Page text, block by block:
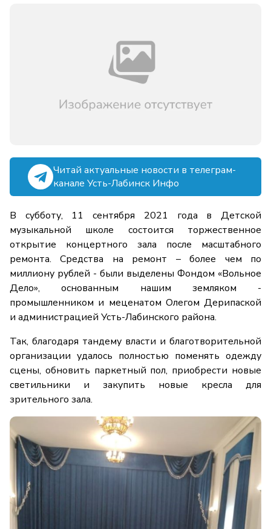
Читай актуальные новости в телеграм-
канале Усть-Лабинск Инфо
В субботу, 11 сентября 2021 года в Детской
музыкальной школе состоится торжественное
открытие концертного зала после масштабного
ремонта. Средства на ремонт – более чем по
миллиону рублей - были выделены Фондом «Вольное
Дело», основанным нашим земляком -
промышленником и меценатом Олегом Дерипаской
и администрацией Усть-Лабинского района.
Так, благодаря тандему власти и благотворительной
организации удалось полностью поменять одежду
сцены, обновить паркетный пол, приобрести новые
светильники и закупить новые кресла для
зрительного зала.